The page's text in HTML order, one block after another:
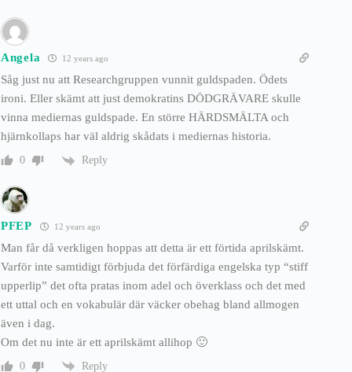
Angela 12 years ago
Såg just nu att Researchgruppen vunnit guldspaden. Ödets
ironi. Eller skämt att just demokratins DÖDGRÄVARE skulle
vinna mediernas guldspade. En större HÄRDSMÄLTA och
hjärnkollaps har väl aldrig skådats i mediernas historia.
0 Reply
PFEP 12 years ago
Man får då verkligen hoppas att detta är ett förtida aprilskämt.
Varför inte samtidigt förbjuda det förfärdiga engelska typ “stiff
upperlip” det ofta pratas inom adel och överklass och det med
ett uttal och en vokabulär där väcker obehag bland allmogen
även i dag.
Om det nu inte är ett aprilskämt allihop 🙂
0 Reply